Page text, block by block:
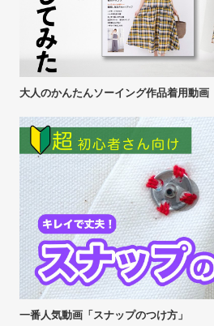
大人のかんたんソーイング作品着用動画
一番人気動画「スナップのつけ方」